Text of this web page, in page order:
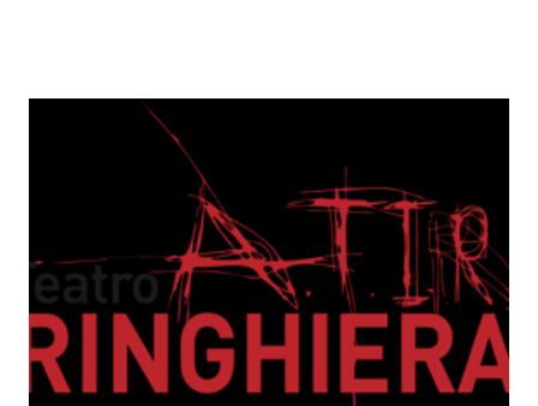
straordinaria l’esperienza di una mostra in un luogo da
sempre dedicato all’eccellenza dell’arte.